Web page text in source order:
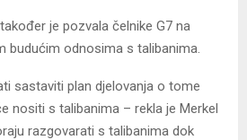
je pozvala čelnike G7 na
budućim odnosima s talibanima.
sastaviti plan djelovanja o tome
nositi s talibanima – rekla je Merkel
razgovarati s talibanima dok